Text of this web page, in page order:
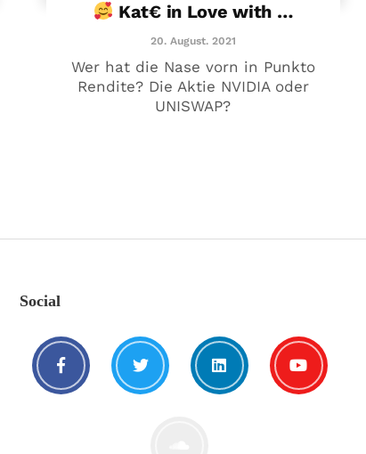
20. August. 2021
Kat€ in Love with …
20. August. 2021
Wer hat die Nase vorn in Punkto
Rendite? Die Aktie NVIDIA oder
UNISWAP?
Social